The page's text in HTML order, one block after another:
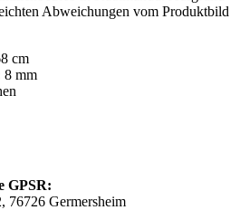
Abweichungen vom Produktbild
cm
8 mm
GPSR:
76726 Germersheim